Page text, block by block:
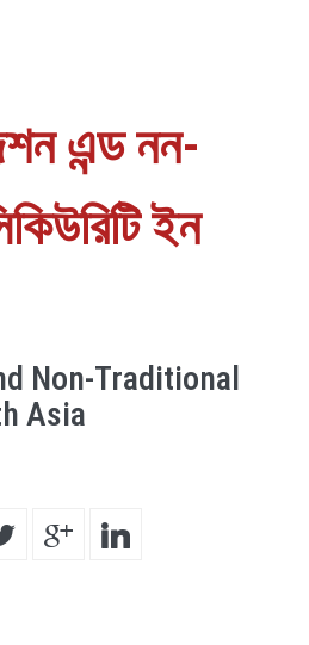
এন্ড নন-
ইন
Non-Traditional
Asia